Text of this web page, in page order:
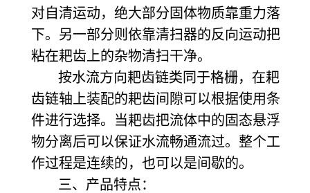
对自清运动，绝大部分固体物质靠重力落
下。另一部分则依靠清扫器的反向运动把
粘在耙齿上的杂物清扫干净。
按水流方向耙齿链类同于格栅，在耙
齿链轴上装配的耙齿间隙可以根据使用条
件进行选择。当耙齿把流体中的固态悬浮
物分离后可以保证水流畅通流过。整个工
作过程是连续的，也可以是间歇的。
三、产品特点：